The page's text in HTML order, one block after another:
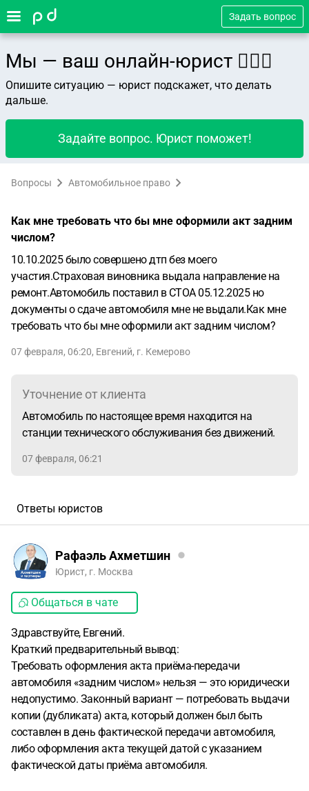
Задать вопрос
Мы — ваш онлайн-юрист 👨🏻‍⚖️
Опишите ситуацию — юрист подскажет, что делать
дальше.
Задайте вопрос. Юрист поможет!
Вопросы Автомобильное право
Как мне требовать что бы мне оформили акт задним
числом?
10.10.2025 было совершено дтп без моего
участия.Страховая виновника выдала направление на
ремонт.Автомобиль поставил в СТОА 05.12.2025 но
документы о сдаче автомобиля мне не выдали.Как мне
требовать что бы мне оформили акт задним числом?
07 февраля, 06:20, Евгений, г. Кемерово
Уточнение от клиента
Автомобиль по настоящее время находится на
станции технического обслуживания без движений.
07 февраля, 06:21
Ответы юристов
Рафаэль Ахметшин
Юрист, г. Москва
Общаться в чате
Здравствуйте, Евгений.
Краткий предварительный вывод:
Требовать оформления акта приёма-передачи
автомобиля «задним числом» нельзя — это юридически
недопустимо. Законный вариант — потребовать выдачи
копии (дубликата) акта, который должен был быть
составлен в день фактической передачи автомобиля,
либо оформления акта текущей датой с указанием
фактической даты приёма автомобиля.